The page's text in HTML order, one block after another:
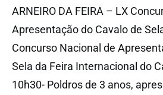
ARNEIRO DA FEIRA – LX
Apresentação do Cavalo de
Concurso Nacional de
Sela da Feira Internacional do
10h30- Poldros de 3 anos,